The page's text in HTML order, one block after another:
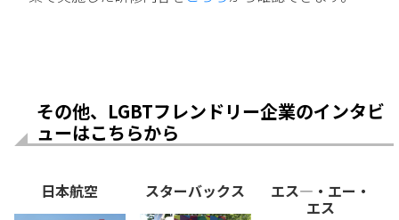
その他、LGBTフレンドリー企業のインタビ
ューはこちらから
日本航空 スターバックス エス―・エー・
エス